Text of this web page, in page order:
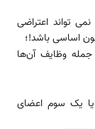
تو‌‌‌‌‌‌‌‌‌‌‌‌‌‌‌‌‌‌‌‌‌‌‌‌اند اعتراضی
اساسی باشد!؛
جمله وظایف آن­‌‌‌‌‌‌‌‌ها
یا یک سوم اعضای